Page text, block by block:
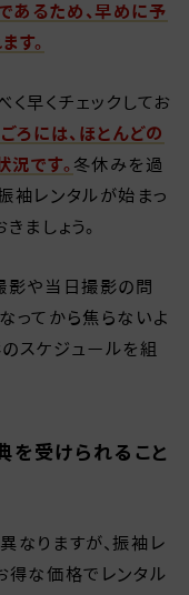
あるため、早めに予
す。
早くチェックしてお
ろには、ほとんどの
です。 冬休みを過
袖レンタルが始まっ
ましょう。
影や当日撮影の問
ってから焦らないよ
スケジュールを組
を受けられること
なりますが、振袖レ
得な価格でレンタル